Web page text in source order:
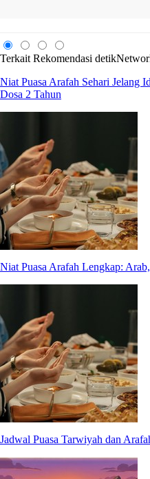
Terkait Rekomendasi
Niat Puasa Arafah Sehari Jelang
Dosa 2 Tahun
Niat Puasa Arafah Lengkap:
Jadwal Puasa Tarwiyah dan